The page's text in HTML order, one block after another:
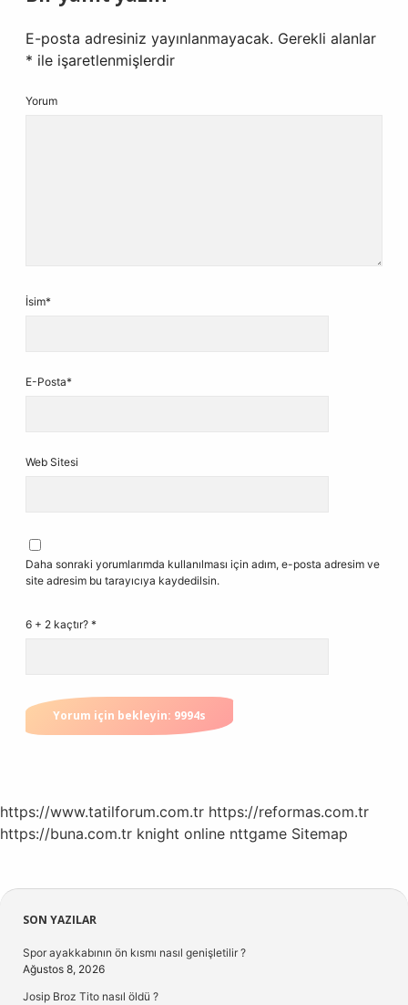
E-posta adresiniz yayınlanmayacak. Gerekli alanlar
* ile işaretlenmişlerdir
Yorum
İsim*
E-Posta*
Web Sitesi
Daha sonraki yorumlarımda kullanılması için adım, e-posta adresim ve
site adresim bu tarayıcıya kaydedilsin.
6 + 2 kaçtır? *
https://www.tatilforum.com.tr https://reformas.com.tr
https://buna.com.tr knight online nttgame Sitemap
Sidebar
SON YAZILAR
Spor ayakkabının ön kısmı nasıl genişletilir ?
Ağustos 8, 2026
Josip Broz Tito nasıl öldü ?